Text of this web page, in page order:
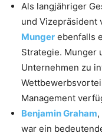
Als langjähriger
und Vizepräsident
Munger ebenfalls
Strategie. Munger
Unternehmen zu
Management
Benjamin Graham
war ein